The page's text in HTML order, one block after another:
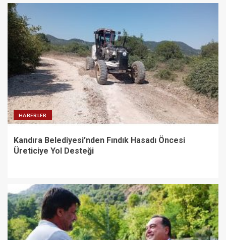
HABERLER
Kandıra Belediyesi’nden Fındık Hasadı Öncesi
Üreticiye Yol Desteği